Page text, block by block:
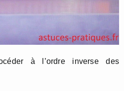
à l’ordre inverse des